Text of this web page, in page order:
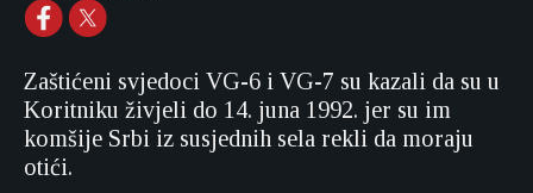
Zaštićeni svjedoci VG-6 i VG-7 su kazali da su u
Koritniku živjeli do 14. juna 1992. jer su im
komšije Srbi iz susjednih sela rekli da moraju
otići.